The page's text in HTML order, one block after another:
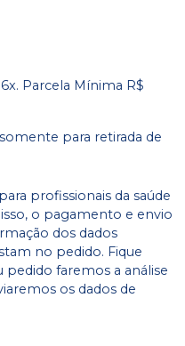
Parcela Mínima R$
para retirada de
profissionais da saúde
o pagamento e envio
dos dados
no pedido. Fique
pedido faremos a análise
os dados de